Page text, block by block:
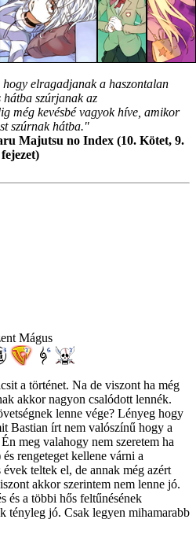
elragadjanak a haszontalan
hátba szúrjanak az
még kevésbé vagyok híve, amikor
szúrnak hátba."
Majutsu no Index (10. Kötet, 9.
fejezet)
Mágus
a történet. Na de viszont ha még
akkor nagyon csalódott lennék.
lenne vége? Lényeg hogy
Bastian írt nem valószínű hogy a
meg valahogy nem szeretem ha
rengeteget kellene várni a
teltek el, de annak még azért
akkor szerintem nem lenne jó.
és a többi hős feltűnésének
tényleg jó. Csak legyen mihamarabb